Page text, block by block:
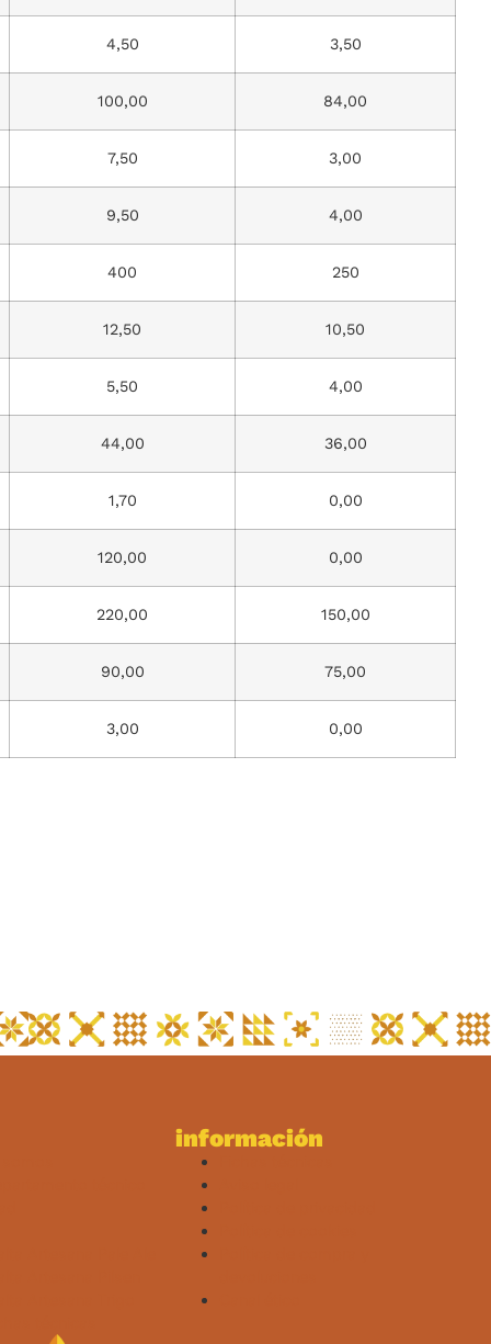
4,50 3,50
100,00 84,00
7,50 3,00
9,50 4,00
400 250
12,50 10,50
5,50 4,00
44,00 36,00
1,70 0,00
120,00 0,00
220,00 150,00
90,00 75,00
3,00 0,00
información